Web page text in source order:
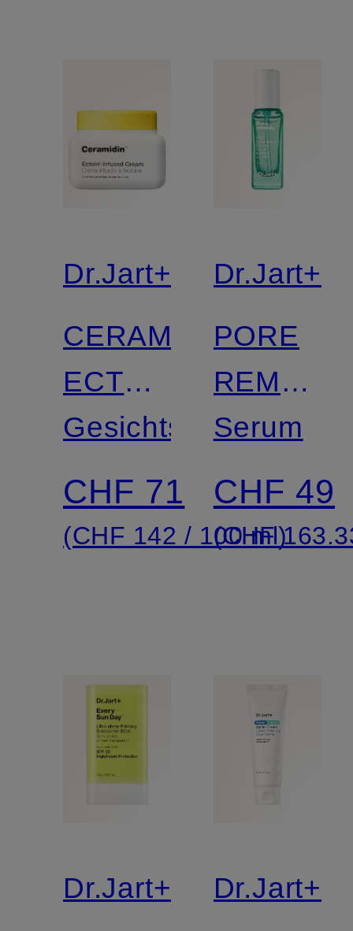
Dr.Jart+
CERAMIDIN
ECTOIN-
INFUSED
CREAM
Gesichtscreme
CHF 71
(CHF 142 / 100 ml)
Dr.Jart+
PORE
REMEDY
PHA
SERUM
Serum
CHF 49
(CHF
Dr.Jart+ Dr.Jart+